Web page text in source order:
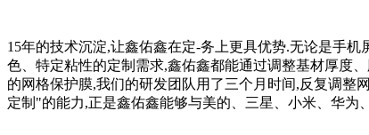
15年的技术沉淀,让鑫佑鑫在定-务上更具优势.无论是手
色、特定粘性的定制需求,鑫佑鑫都能通过调整基材厚度
的网格保护膜,我们的研发团队用了三个月时间,反复调整
定制"的能力,正是鑫佑鑫能够与美的、三星、小米、华